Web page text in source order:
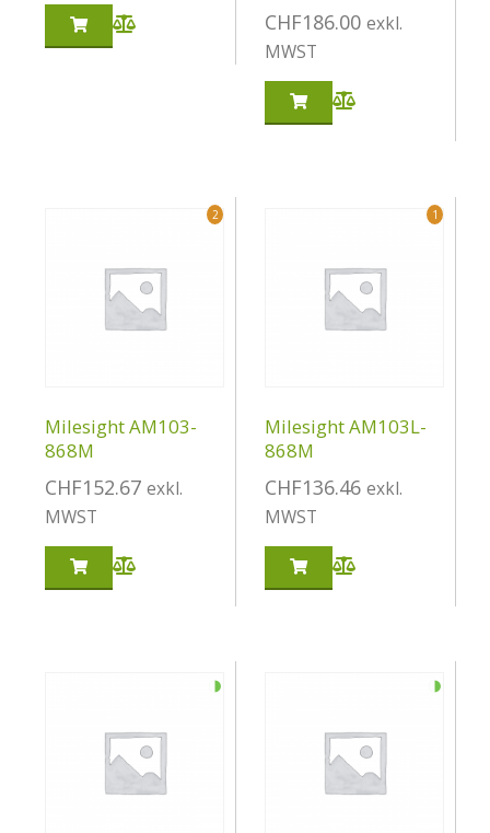
CHF186.00 exkl.
MWST
2
Milesight AM103-
868M
CHF152.67 exkl.
MWST
1
Milesight AM103L-
868M
CHF136.46 exkl.
MWST
◑ ◑